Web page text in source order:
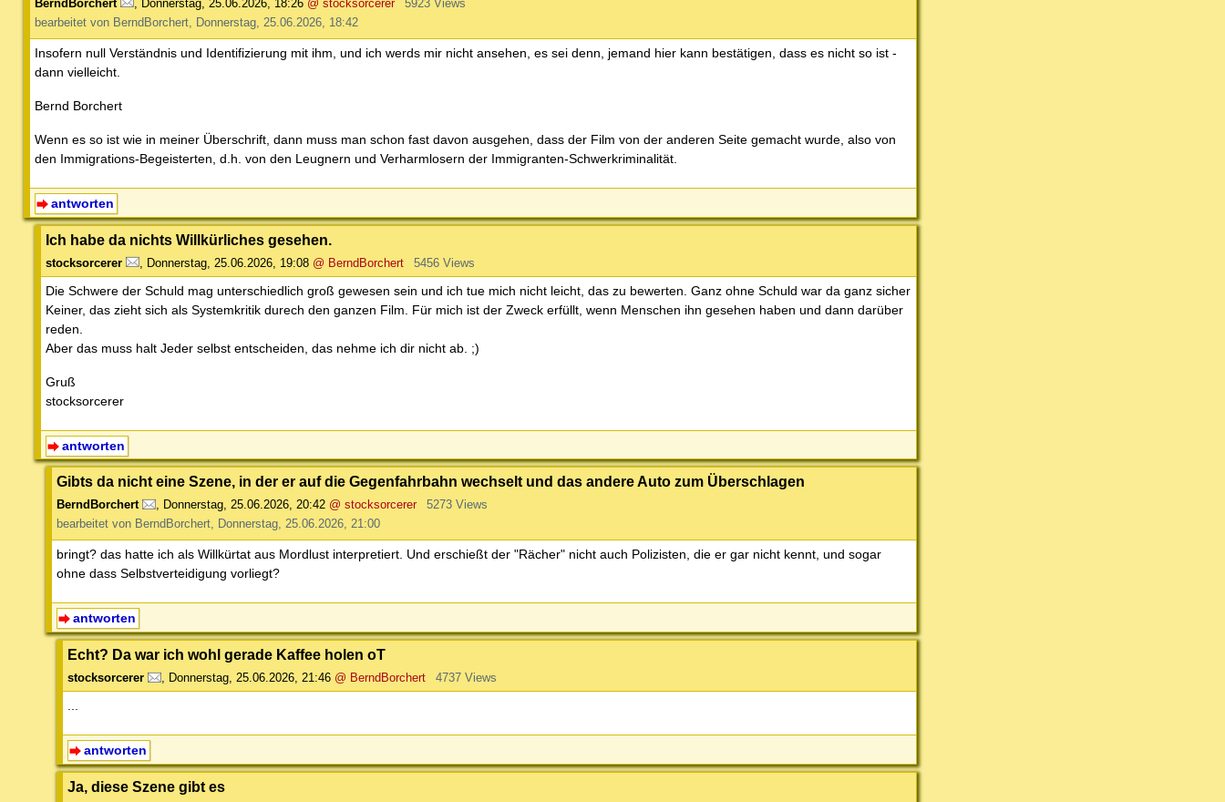
BerndBorchert Donnerstag, 25.06.2026, 18:26 @ stocksorcerer
5923 Views
bearbeitet von BerndBorchert, Donnerstag, 25.06.2026, 18:42
Insofern null Verständnis und Identifizierung mit ihm, und ich werds mir nicht ansehen, es sei denn, jemand hier kann bestätigen, dass es nicht so ist -
dann vielleicht.
Bernd Borchert
Wenn es so ist wie in meiner Überschrift, dann muss man schon fast davon ausgehen, dass der Film von der anderen Seite gemacht wurde, also von
den Immigrations-Begeisterten, d.h. von den Leugnern und Verharmlosern der Immigranten-Schwerkriminalität.
antworten
Ich habe da nichts Willkürliches gesehen.
stocksorcerer Donnerstag, 25.06.2026, 19:08 @ BerndBorchert 5456 Views
Die Schwere der Schuld mag unterschiedlich groß gewesen sein und ich tue mich nicht leicht, das zu bewerten. Ganz ohne Schuld war da ganz sicher
Keiner, das zieht sich als Systemkritik durech den ganzen Film. Für mich ist der Zweck erfüllt, wenn Menschen ihn gesehen haben und dann darüber
reden.
Aber das muss halt Jeder selbst entscheiden, das nehme ich dir nicht ab. ;)
Gruß
stocksorcerer
antworten
Gibts da nicht eine Szene, in der er auf die Gegenfahrbahn wechselt und das andere Auto zum Überschlagen
BerndBorchert , Donnerstag, 25.06.2026, 20:42 @ stocksorcerer
5273 Views
bearbeitet von BerndBorchert, Donnerstag, 25.06.2026, 21:00
bringt? das hatte ich als Willkürtat aus Mordlust interpretiert. Und erschießt der "Rächer" nicht auch Polizisten, die er gar nicht kennt, und sogar
ohne dass Selbstverteidigung vorliegt?
antworten
Echt? Da war ich wohl gerade Kaffee holen oT
stocksorcerer , Donnerstag, 25.06.2026, 21:46 @ BerndBorchert 4737 Views
...
antworten
Ja, diese Szene gibt es